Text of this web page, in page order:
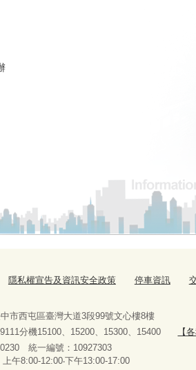
隱私權宣告及資訊安全政策 停車資訊
市西屯區臺灣大道3段99號文心樓8樓
分機15100、15200、15300、15400
【
0230 統一編號 ：
8:00-12:00‧下午13:00-17:00